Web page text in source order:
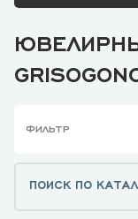
ФИЛЬТР